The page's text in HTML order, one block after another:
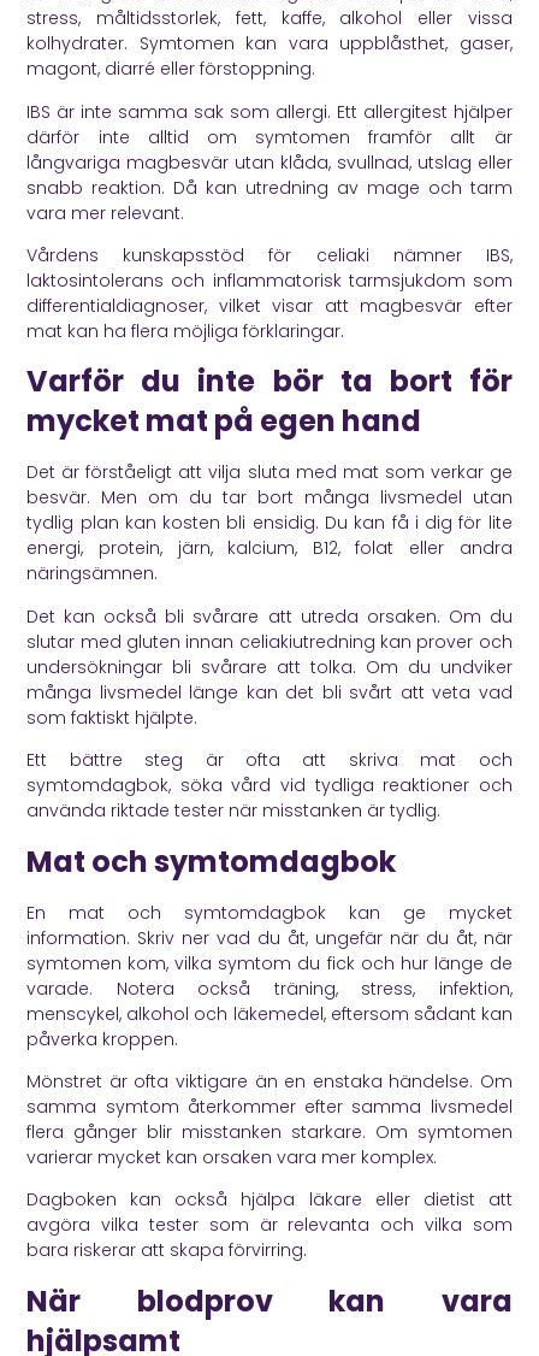
stress, måltidsstorlek, fett, kaffe, alkohol eller vissa
kolhydrater. Symtomen kan vara uppblåsthet, gaser,
magont, diarré eller förstoppning.
IBS är inte samma sak som allergi. Ett allergitest hjälper
därför inte alltid om symtomen framför allt är
långvariga magbesvär utan klåda, svullnad, utslag eller
snabb reaktion. Då kan utredning av mage och tarm
vara mer relevant.
Vårdens kunskapsstöd för celiaki nämner IBS,
laktosintolerans och inflammatorisk tarmsjukdom som
differentialdiagnoser, vilket visar att magbesvär efter
mat kan ha flera möjliga förklaringar.
Varför du inte bör ta bort för
mycket mat på egen hand
Det är förståeligt att vilja sluta med mat som verkar ge
besvär. Men om du tar bort många livsmedel utan
tydlig plan kan kosten bli ensidig. Du kan få i dig för lite
energi, protein, järn, kalcium, B12, folat eller andra
näringsämnen.
Det kan också bli svårare att utreda orsaken. Om du
slutar med gluten innan celiakiutredning kan prover och
undersökningar bli svårare att tolka. Om du undviker
många livsmedel länge kan det bli svårt att veta vad
som faktiskt hjälpte.
Ett bättre steg är ofta att skriva mat och
symtomdagbok, söka vård vid tydliga reaktioner och
använda riktade tester när misstanken är tydlig.
Mat och symtomdagbok
En mat och symtomdagbok kan ge mycket
information. Skriv ner vad du åt, ungefär när du åt, när
symtomen kom, vilka symtom du fick och hur länge de
varade. Notera också träning, stress, infektion,
menscykel, alkohol och läkemedel, eftersom sådant kan
påverka kroppen.
Mönstret är ofta viktigare än en enstaka händelse. Om
samma symtom återkommer efter samma livsmedel
flera gånger blir misstanken starkare. Om symtomen
varierar mycket kan orsaken vara mer komplex.
Dagboken kan också hjälpa läkare eller dietist att
avgöra vilka tester som är relevanta och vilka som
bara riskerar att skapa förvirring.
När blodprov kan vara
hjälpsamt